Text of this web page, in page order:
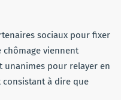
sociaux pour fixer
chômage viennent
unanimes pour relayer en
à dire que